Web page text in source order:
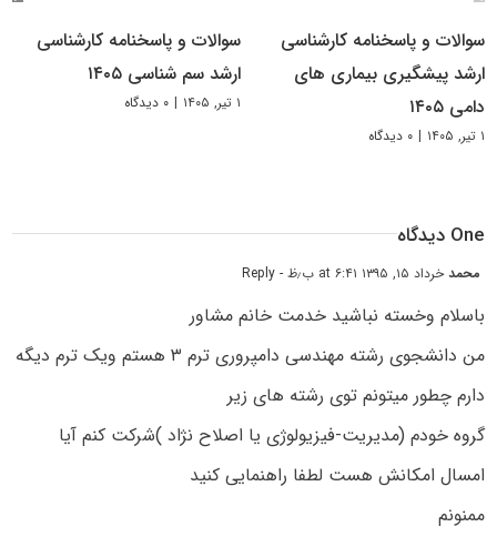
سوالات و پاسخنامه کارشناسی
ارشد پیشگیری بیماری های
دامی ۱۴۰۵
۱ تیر, ۱۴۰۵ | ۰ دیدگاه
سوالات و پاسخنامه کارشناسی
ارشد سم شناسی ۱۴۰۵
۱ تیر, ۱۴۰۵ | ۰ دیدگاه
One دیدگاه
محمدخرداد ۱۵, ۱۳۹۵ at ۶:۴۱ ب٫ظ - Reply
باسلام وخسته نباشید خدمت خانم مشاور
من دانشجوی رشته مهندسی دامپروری ترم ۳ هستم ویک ترم دیگه
دارم چطور میتونم توی رشته های زیر
گروه خودم (مدیریت-فیزیولوژی یا اصلاح نژاد )شرکت کنم آیا
امسال امکانش هست لطفا راهنمایی کنید
ممنونم